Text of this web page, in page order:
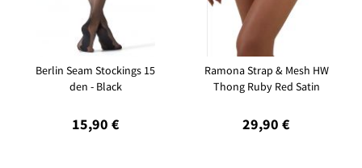
Berlin Seam Stockings 15
den - Black
15,90 €
Ramona Strap & Mesh HW
Thong Ruby Red Satin
29,90 €